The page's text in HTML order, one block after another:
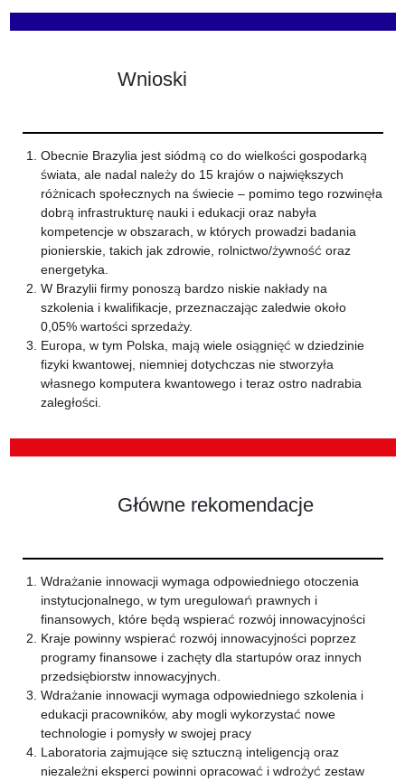
Wnioski
Obecnie Brazylia jest siódmą co do wielkości gospodarką
świata, ale nadal należy do 15 krajów o największych
różnicach społecznych na świecie – pomimo tego rozwinęła
dobrą infrastrukturę nauki i edukacji oraz nabyła
kompetencje w obszarach, w których prowadzi badania
pionierskie, takich jak zdrowie, rolnictwo/żywność oraz
energetyka.
W Brazylii firmy ponoszą bardzo niskie nakłady na
szkolenia i kwalifikacje, przeznaczając zaledwie około
0,05% wartości sprzedaży.
Europa, w tym Polska, mają wiele osiągnięć w dziedzinie
fizyki kwantowej, niemniej dotychczas nie stworzyła
własnego komputera kwantowego i teraz ostro nadrabia
zaległości.
Główne rekomendacje
Wdrażanie innowacji wymaga odpowiedniego otoczenia
instytucjonalnego, w tym uregulowań prawnych i
finansowych, które będą wspierać rozwój innowacyjności
Kraje powinny wspierać rozwój innowacyjności poprzez
programy finansowe i zachęty dla startupów oraz innych
przedsiębiorstw innowacyjnych.
Wdrażanie innowacji wymaga odpowiedniego szkolenia i
edukacji pracowników, aby mogli wykorzystać nowe
technologie i pomysły w swojej pracy
Laboratoria zajmujące się sztuczną inteligencją oraz
niezależni eksperci powinni opracować i wdrożyć zestaw